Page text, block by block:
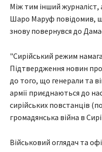
Між тим інший журналіст,
Шаро Маруф повідомив,
знову повернувся до
"Сирійський режим
Підтвердження новин
до того, що генерали та
армії приєднаються до
сирійських повстанців
громадянська війна в
Військовий оглядач та